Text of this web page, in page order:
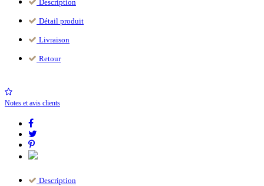
Description
Détail produit
Livraison
Retour
Notes et avis clients
Description